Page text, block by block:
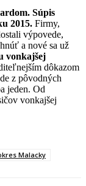
Súpis
2015. Firmy,
výpovede,
a nové sa už
vonkajšej
dôkazom
z pôvodných
jeden. Od
vonkajšej
Malacky